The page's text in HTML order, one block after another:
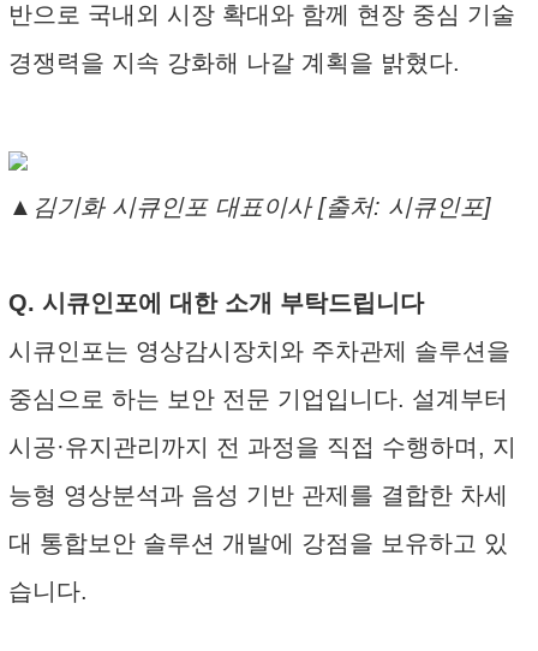
반으로 국내외 시장 확대와 함께 현장 중심 기술
경쟁력을 지속 강화해 나갈 계획을 밝혔다.
▲김기화 시큐인포 대표이사 [출처: 시큐인포]
Q. 시큐인포에 대한 소개 부탁드립니다
시큐인포는 영상감시장치와 주차관제 솔루션을
중심으로 하는 보안 전문 기업입니다. 설계부터
시공·유지관리까지 전 과정을 직접 수행하며, 지
능형 영상분석과 음성 기반 관제를 결합한 차세
대 통합보안 솔루션 개발에 강점을 보유하고 있
습니다.